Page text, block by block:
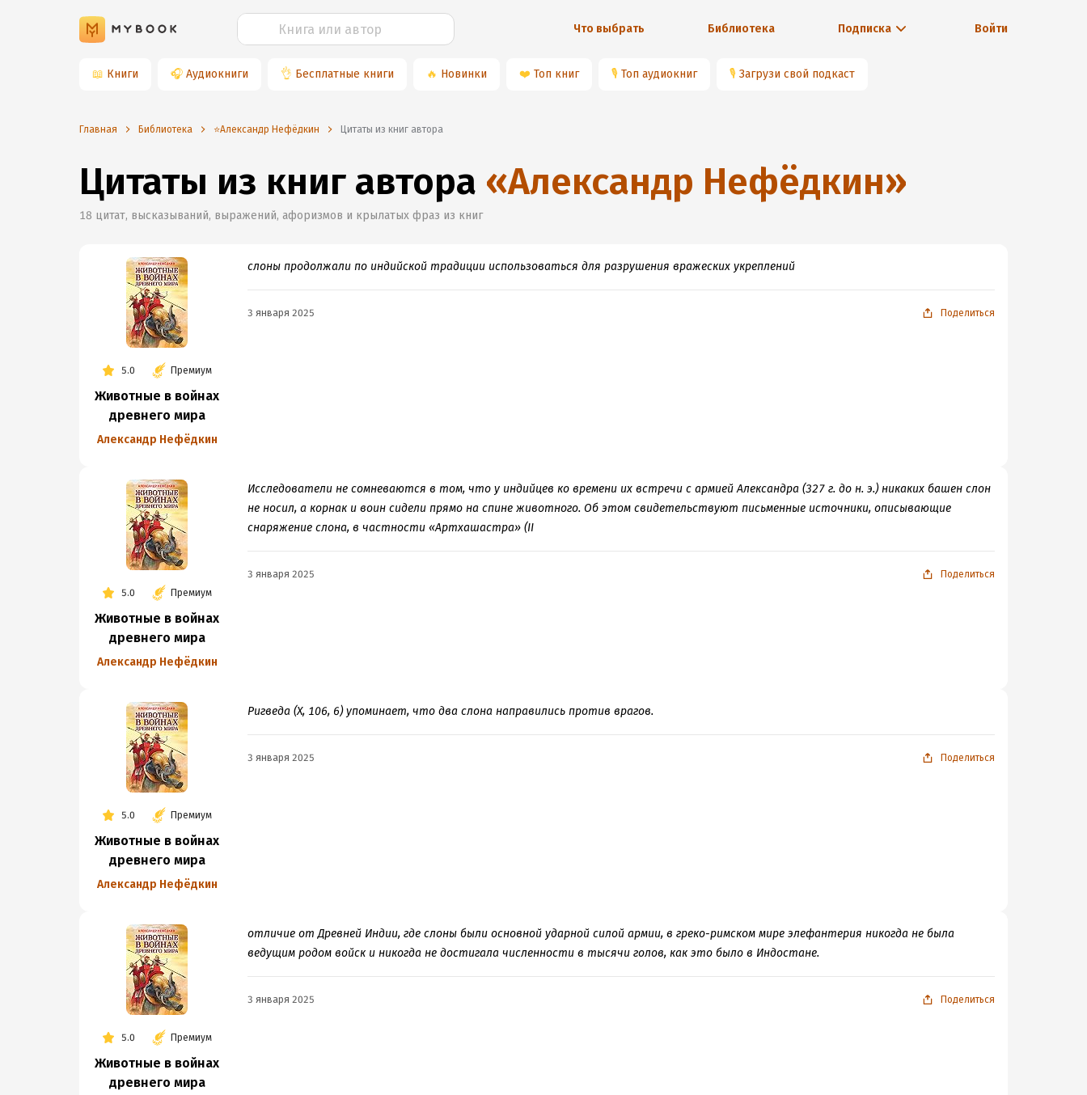
Что выбрать Библиотека Подписка Войти
📖 Книги 🎧 Аудиокниги 👌 Бесплатные книги 🔥 Новинки ❤️ Топ книг 🎙 Топ аудиокниг 🎙 Загрузи свой подкаст
Главная Библиотека ⭐️Александр Нефёдкин Цитаты из книг автора
Цитаты из книг автора «Александр Нефёдкин»
18 цитат, высказываний, выражений, афоризмов и крылатых фраз из книг
5.0 Премиум
Животные в войнах
древнего мира
Александр Нефёдкин
слоны продолжали по индийской традиции использоваться для разрушения вражеских укреплений
3 января 2025 Поделиться
5.0 Премиум
Животные в войнах
древнего мира
Александр Нефёдкин
Исследователи не сомневаются в том, что у индийцев ко времени их встречи с армией Александра (327 г. до н. э.) никаких башен слон
не носил, а корнак и воин сидели прямо на спине животного. Об этом свидетельствуют письменные источники, описывающие
снаряжение слона, в частности «Артхашастра» (II
3 января 2025 Поделиться
5.0 Премиум
Животные в войнах
древнего мира
Александр Нефёдкин
Ригведа (X, 106, 6) упоминает, что два слона направились против врагов.
3 января 2025 Поделиться
5.0 Премиум
Животные в войнах
древнего мира
отличие от Древней Индии, где слоны были основной ударной силой армии, в греко-римском мире элефантерия никогда не была
ведущим родом войск и никогда не достигала численности в тысячи голов, как это было в Индостане.
3 января 2025 Поделиться